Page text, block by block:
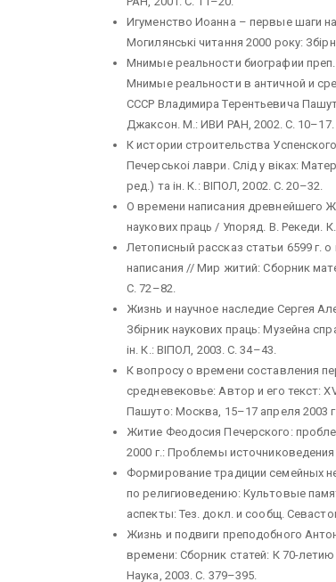
Игуменство Иоанна – первые шаги
Могилянськi читання 2000 року:
Мнимые реальности биографии
Мнимые реальности в античной и
СССР Владимира Терентьевича
Джаксон. М.: ИВИ РАН, 2002. С. 10–17.
К истории строительства
Печерськоi лаври. Слiд у вiках:
ред.) та iн. К.: ВIПОЛ, 2002. С. 20–32.
О времени написания древнейшего
наукових праць / Упоряд. В. Рекеди.
Летописный рассказ статьи 6599 г.
написания // Мир житий: Сборник
С. 72–82.
Жизнь и научное наследие Сергея
Збiрник наукових праць: Музейна
iн. К.: ВIПОЛ, 2003. С. 34–43.
К вопросу о времени составления
средневековье: Автор и его текст:
Пашуто: Москва, 15–17 апреля 2003
Житие Феодосия Печерского:
2000 г.: Проблемы
Формирование традиции семейных
по религиоведению: Культовые
аспекты: Тез. докл. и сообщ.
Жизнь и подвиги преподобного
времени: Сборник статей: К 70-
Наука, 2003. С. 379–395.